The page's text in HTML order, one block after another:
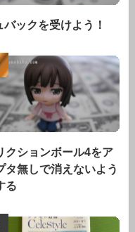
ックを受けよう！
クションボール4をア
タ無しで消えないよう
る